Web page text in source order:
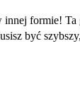
formie!
być